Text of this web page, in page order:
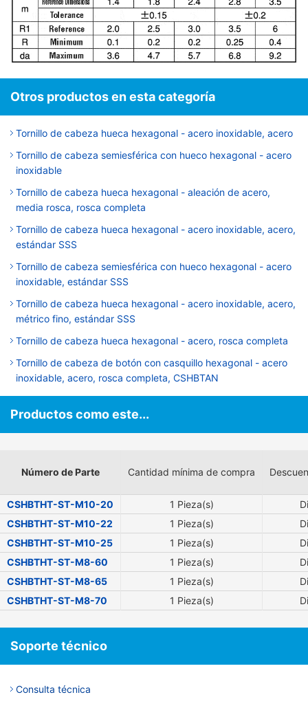
Otros productos en esta categoría
Tornillo de cabeza hueca hexagonal - acero inoxidable, acero
Tornillo de cabeza semiesférica con hueco hexagonal - acero
inoxidable
Tornillo de cabeza hueca hexagonal - aleación de acero,
media rosca, rosca completa
Tornillo de cabeza hueca hexagonal - acero inoxidable, acero,
estándar SSS
Tornillo de cabeza semiesférica con hueco hexagonal - acero
inoxidable, estándar SSS
Tornillo de cabeza hueca hexagonal - acero inoxidable, acero,
métrico fino, estándar SSS
Tornillo de cabeza hueca hexagonal - acero, rosca completa
Tornillo de cabeza de botón con casquillo hexagonal - acero
inoxidable, acero, rosca completa, CSHBTAN
Productos como este...
Número de Parte Cantidad mínima de compra
CSHBTHT-ST-M10-20 1 Pieza(s)
CSHBTHT-ST-M10-22
1 Pieza(s)
CSHBTHT-ST-M10-25
1 Pieza(s)
CSHBTHT-ST-M8-60
1 Pieza(s)
CSHBTHT-ST-M8-65
1 Pieza(s)
CSHBTHT-ST-M8-70
1 Pieza(s)
Soporte técnico
Consulta técnica